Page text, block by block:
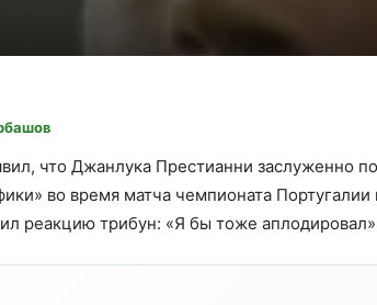
что Джанлука Престианни заслуженно
во время матча чемпионата
реакцию трибун: «Я бы тоже